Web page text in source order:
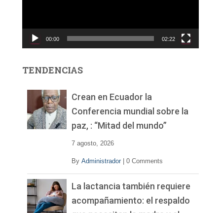
c
d
00:00 02:22
TENDENCIAS
Crean en Ecuador la
Conferencia mundial sobre la
paz, : “Mitad del mundo”
7 agosto, 2026
By Administrador 0 Comments
La lactancia también requiere
acompañamiento: el respaldo